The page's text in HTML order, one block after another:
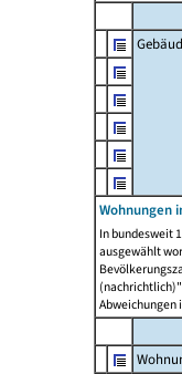
Wohnungen
In bundesweit
ausgewählt
Abweichungen